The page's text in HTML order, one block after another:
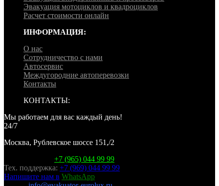
Эвакуация мотоциклов и квадроциклов
Расчет стоимости онлайн
ИНФОРМАЦИЯ:
О нас
Сотрудничество с нами
Автосервис
Междугородние автоперевозки
Контакты
КОНТАКТЫ:
Мы работаем для вас каждый день!
24/7
Москва, Рублевское шоссе 151,/2
+7 (965) 044 99 99
Тех. поддержка: +7 (969) 044 99 99
Напишите нам в WhatsApp